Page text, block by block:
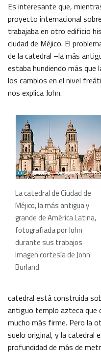
Es interesante que,
proyecto internacional
trabajaba en otro edificio
ciudad de Méjico. El
de la catedral –la más
estaba hundiendo más que
los cambios en el nivel
nos explica John.
La catedral de Ciudad de
Méjico, la más antigua y
grande de América Latina,
fotografiada por John
durante sus trabajos
Imagen cortesía de John
Burland
catedral está construida
antiguo templo azteca que
mucho más firme. Pero la
suelo original, y la catedral
profundidad de más de